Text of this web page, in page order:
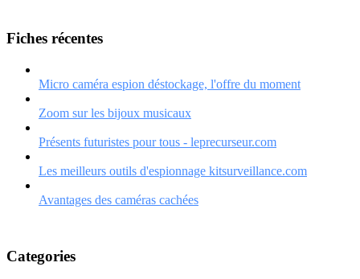
Fiches récentes
Micro caméra espion déstockage, l'offre du moment
Zoom sur les bijoux musicaux
Présents futuristes pour tous - leprecurseur.com
Les meilleurs outils d'espionnage kitsurveillance.com
Avantages des caméras cachées
Categories